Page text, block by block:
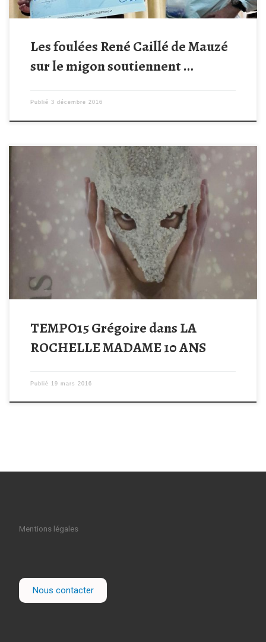
Les foulées René Caillé de Mauzé
sur le migon soutiennent …
Publié 3 décembre 2016
TEMPO15 Grégoire dans LA
ROCHELLE MADAME 10 ANS
Publié 19 mars 2016
Mentions légales
Nous contacter